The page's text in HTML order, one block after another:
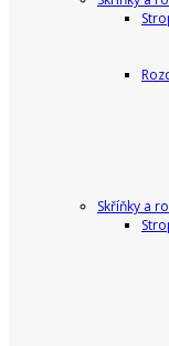
Skříňky a